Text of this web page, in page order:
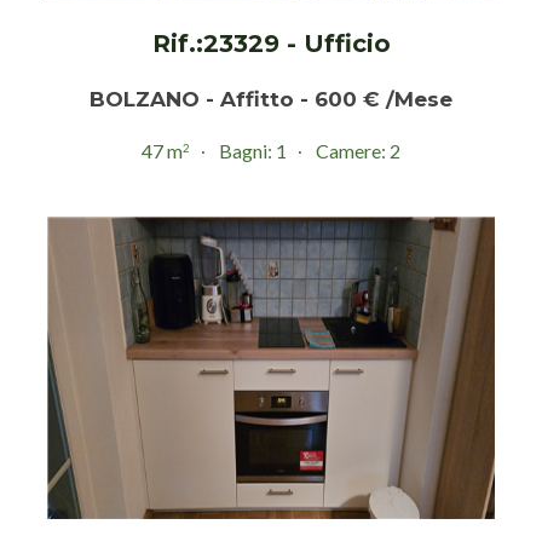
Rif.:23329 - Ufficio
BOLZANO - Affitto - 600 € /Mese
47 m2 Bagni: 1 Camere: 2